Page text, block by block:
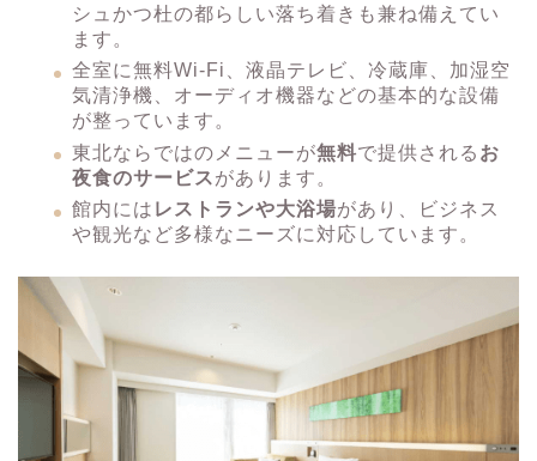
シュかつ杜の都らしい落ち着きも兼ね備えてい
ます。
全室に無料Wi-Fi、液晶テレビ、冷蔵庫、加湿空
気清浄機、オーディオ機器などの基本的な設備
が整っています。​
東北ならではのメニューが無料で提供される お
夜食のサービス があります。
​館内には レストランや大浴場があり、ビジネス
や観光など多様なニーズに対応しています。